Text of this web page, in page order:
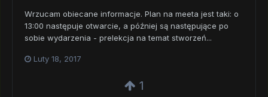
Wrzucam obiecane informacje. Plan na meeta jest taki: o
13:00 następuje otwarcie, a później są następujące po
sobie wydarzenia - prelekcja na temat stworzeń...
Luty 18, 2017
1